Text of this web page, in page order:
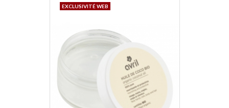
EXCLUSIVITÉ WEB